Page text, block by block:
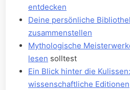
⁤entdecken
Deine⁤ persönliche
zusammenstellen
Mythologische
lesen solltest
Ein Blick hinter ⁤die⁤
wissenschaftliche Editionen